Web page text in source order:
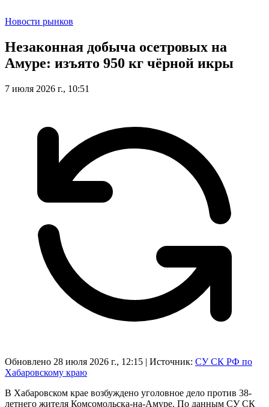
Новости рынков
Незаконная добыча осетровых на
Амуре: изъято 950 кг чёрной икры
7 июля 2026 г., 10:51
Обновлено 28 июля 2026 г., 12:15 | Источник: СУ СК РФ по
Хабаровскому краю
В Хабаровском крае возбуждено уголовное дело против 38-
летнего жителя Комсомольска-на-Амуре. По данным СУ СК